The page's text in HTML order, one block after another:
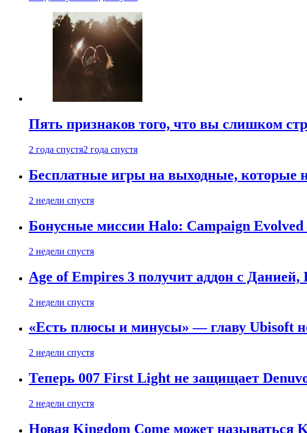
Пять признаков того, что вы слишком
2 года спустя2 года спустя
Бесплатные игры на выходные, которые
2 недели спустя
Бонусные миссии Halo: Campaign
2 недели спустя
Age of Empires 3 получит аддон с
2 недели спустя
«Есть плюсы и минусы» — главу Ubisoft
2 недели спустя
Теперь 007 First Light не защищает
2 недели спустя
Новая Kingdom Come может называться